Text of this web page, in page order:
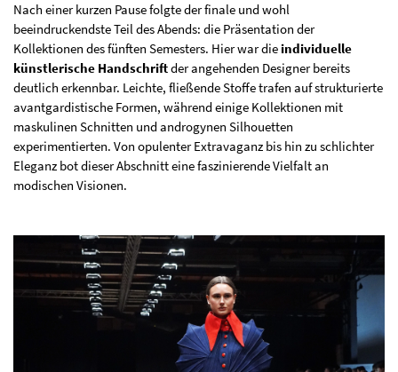
Nach einer kurzen Pause folgte der finale und wohl
beeindruckendste Teil des Abends: die Präsentation der
Kollektionen des fünften Semesters. Hier war dieindividuelle
künstlerische Handschriftder angehenden Designer bereits
deutlich erkennbar. Leichte, fließende Stoffe trafen auf strukturierte
avantgardistische Formen, während einige Kollektionen mit
maskulinen Schnitten und androgynen Silhouetten
experimentierten. Von opulenter Extravaganz bis hin zu schlichter
Eleganz bot dieser Abschnitt eine faszinierende Vielfalt an
modischen Visionen.